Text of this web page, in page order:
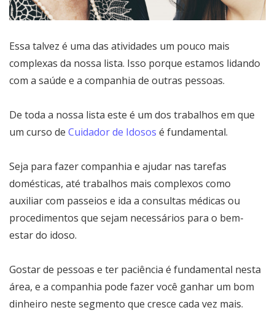
Essa talvez é uma das atividades um pouco mais
complexas da nossa lista. Isso porque estamos lidando
com a saúde e a companhia de outras pessoas.
De toda a nossa lista este é um dos trabalhos em que
um curso de Cuidador de Idosos é fundamental.
Seja para fazer companhia e ajudar nas tarefas
domésticas, até trabalhos mais complexos como
auxiliar com passeios e ida a consultas médicas ou
procedimentos que sejam necessários para o bem-
estar do idoso.
Gostar de pessoas e ter paciência é fundamental nesta
área, e a companhia pode fazer você ganhar um bom
dinheiro neste segmento que cresce cada vez mais.